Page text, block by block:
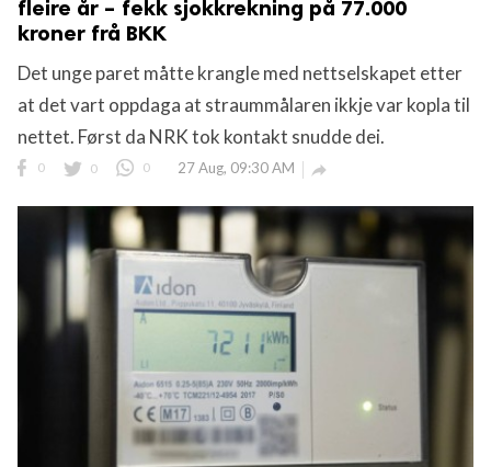
fleire år – fekk sjokkrekning på 77.000
kroner frå BKK
Det unge paret måtte krangle med nettselskapet etter
at det vart oppdaga at straummålaren ikkje var kopla til
nettet. Først da NRK tok kontakt snudde dei.
0 0 0 27 Aug, 09:30 AM 